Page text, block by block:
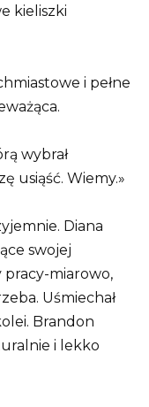
kieliszki
i pełne
wybrał
usiąść. Wiemy.»
Diana
swojej
miarowo,
Uśmiechał
Brandon
i lekko